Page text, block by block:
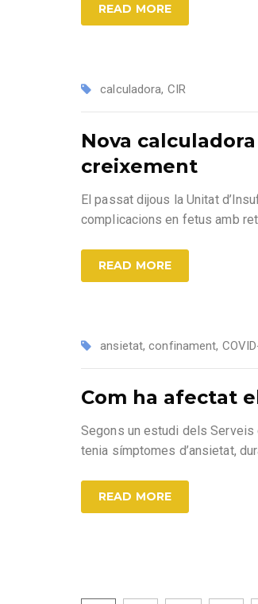
READ MORE
calculadora, CIR
Nova
creixement
El passat dijous la Unitat
complicacions en fetus amb
READ MORE
ansietat,confinament,
Com ha afectat
Segons un estudi dels
tenia símptomes d’ansietat,
READ MORE